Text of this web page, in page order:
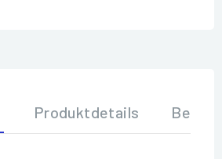
Produktdetails